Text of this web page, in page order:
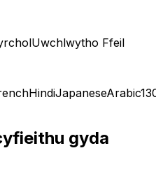
Uwchlwytho Ffeil
HindiJapaneseArabic
gyda